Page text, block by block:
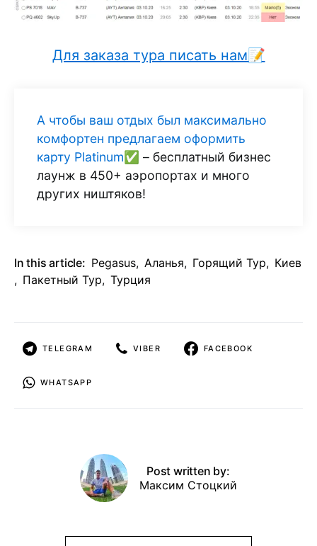
Для заказа тура писать нам📝
А чтобы ваш отдых был максимально
комфортен предлагаем оформить
карту Platinum✅ – бесплатный бизнес
лаунж в 450+ аэропортах и много
других ништяков!
In this article: Pegasus, Аланья, Горящий Тур, Киев
, Пакетный Тур, Турция
TELEGRAM VIBER FACEBOOK
WHATSAPP
Post written by:
Максим Стоцкий